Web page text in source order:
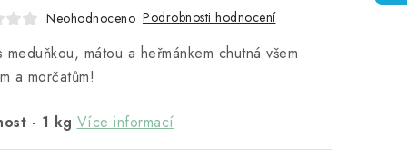
Neohodnoceno Podrobnosti hodnocení
meduňkou, mátou a heřmánkem chutná všem
a morčatům!
- 1 kg Více informací